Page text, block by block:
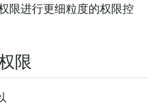
限进行更细粒度的权限控
限